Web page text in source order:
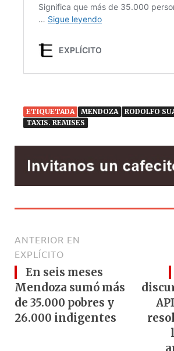
ETIQUETADA MENDOZA
RODOLFO
TAXIS. REMISES
ANTERIOR EN
EXPLÍCITO
En seis meses
Mendoza sumó más
de 35.000 pobres y
26.000 indigentes